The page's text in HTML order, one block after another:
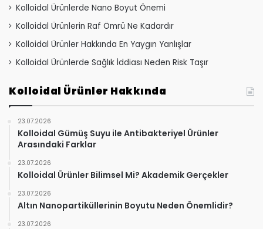
Kolloidal Ürünlerde Nano Boyut Önemi
Kolloidal Ürünlerin Raf Ömrü Ne Kadardır
Kolloidal Ürünler Hakkında En Yaygın Yanlışlar
Kolloidal Ürünlerde Sağlık İddiası Neden Risk Taşır
Kolloidal Ürünler Hakkında
23.07.2026
Kolloidal Gümüş Suyu ile Antibakteriyel Ürünler
Arasındaki Farklar
23.07.2026
Kolloidal Ürünler Bilimsel Mi? Akademik Gerçekler
23.07.2026
Altın Nanopartiküllerinin Boyutu Neden Önemlidir?
23.07.2026